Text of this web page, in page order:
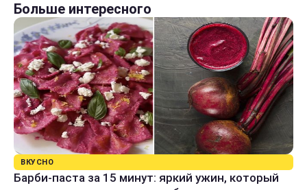
Больше интересного
ВКУСНО
Барби-паста за 15 минут: яркий ужин, который